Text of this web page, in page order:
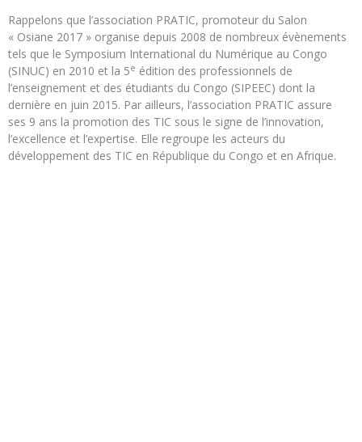
Rappelons que l’association PRATIC, promoteur du Salon
« Osiane 2017 » organise depuis 2008 de nombreux évènements
tels que le Symposium International du Numérique au Congo
(SINUC) en 2010 et la 5e édition des professionnels de
l’enseignement et des étudiants du Congo (SIPEEC) dont la
dernière en juin 2015. Par ailleurs, l’association PRATIC assure
ses 9 ans la promotion des TIC sous le signe de l’innovation,
l’excellence et l’expertise. Elle regroupe les acteurs du
développement des TIC en République du Congo et en Afrique.